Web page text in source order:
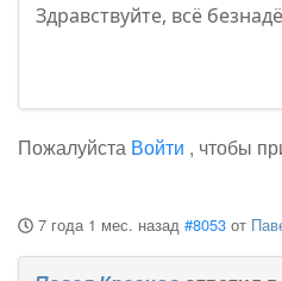
Здравствуйте, всё
Пожалуйста Войти , чтобы
7 года 1 мес. назад #8053 от